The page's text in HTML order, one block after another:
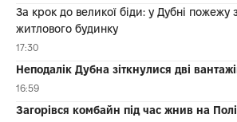
За крок до великої біди: у Дубні пожежу
житлового будинку
17:30
Неподалік Дубна зіткнулися дві
16:59
Загорівся комбайн під час жнив на